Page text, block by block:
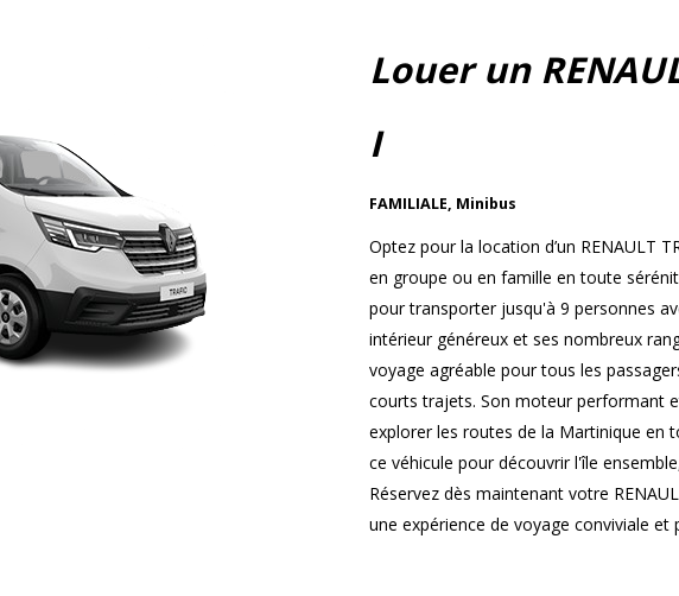
Louer un
I
FAMILIALE, Minibus
Optez pour la location d’un RENAULT
en groupe ou en famille en toute
pour transporter jusqu'à 9 personnes
intérieur généreux et ses nombreux
voyage agréable pour tous les
courts trajets. Son moteur performant
explorer les routes de la Martinique en
ce véhicule pour découvrir l'île
Réservez dès maintenant votre
une expérience de voyage conviviale et